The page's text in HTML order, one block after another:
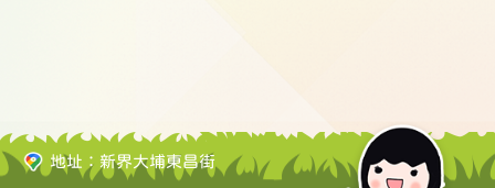
地址：新界大埔東昌街